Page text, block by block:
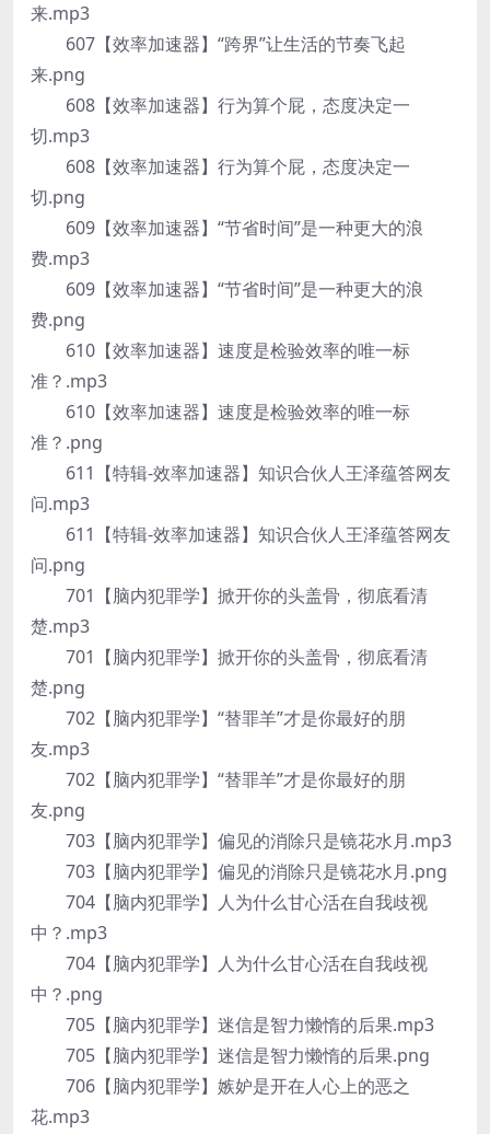
来.mp3
607【效率加速器】“跨界”让生活的节奏飞起
来.png
608【效率加速器】行为算个屁，态度决定一
切.mp3
608【效率加速器】行为算个屁，态度决定一
切.png
609【效率加速器】“节省时间”是一种更大的浪
费.mp3
609【效率加速器】“节省时间”是一种更大的浪
费.png
610【效率加速器】速度是检验效率的唯一标
准？.mp3
610【效率加速器】速度是检验效率的唯一标
准？.png
611【特辑-效率加速器】知识合伙人王泽蕴答网友
问.mp3
611【特辑-效率加速器】知识合伙人王泽蕴答网友
问.png
701【脑内犯罪学】掀开你的头盖骨，彻底看清
楚.mp3
701【脑内犯罪学】掀开你的头盖骨，彻底看清
楚.png
702【脑内犯罪学】“替罪羊”才是你最好的朋
友.mp3
702【脑内犯罪学】“替罪羊”才是你最好的朋
友.png
703【脑内犯罪学】偏见的消除只是镜花水月.mp3
703【脑内犯罪学】偏见的消除只是镜花水月.png
704【脑内犯罪学】人为什么甘心活在自我歧视
中？.mp3
704【脑内犯罪学】人为什么甘心活在自我歧视
中？.png
705【脑内犯罪学】迷信是智力懒惰的后果.mp3
705【脑内犯罪学】迷信是智力懒惰的后果.png
706【脑内犯罪学】嫉妒是开在人心上的恶之
花.mp3